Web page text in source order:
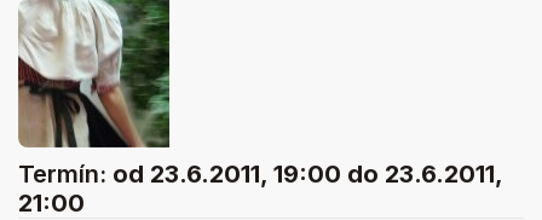
Termín: od 23.6.2011, 19:00 do 23.6.2011,
21:00